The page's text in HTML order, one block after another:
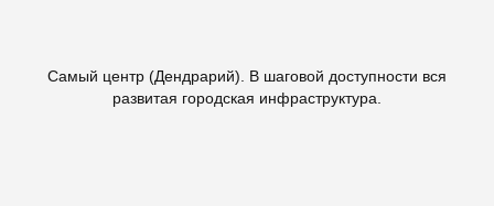
Самый центр (Дендрарий). В шаговой доступности вся
развитая городская инфраструктура.